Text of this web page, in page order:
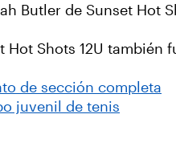
Butler de Sunset Hot
Hot Shots 12U
de sección completa
juvenil de tenis